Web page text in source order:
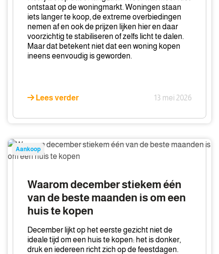
ontstaat op de woningmarkt. Woningen staan
iets langer te koop, de extreme overbiedingen
nemen af en ook de prijzen lijken hier en daar
voorzichtig te stabiliseren of zelfs licht te dalen.
Maar dat betekent niet dat een woning kopen
ineens eenvoudig is geworden.
Lees verder 13 mei 2026
Waarom
december
maanden
Aankoop
Waarom december stiekem één
van de beste maanden is om een
huis te kopen
December lijkt op het eerste gezicht niet de
ideale tijd om een huis te kopen: het is donker,
druk en iedereen richt zich op de feestdagen.